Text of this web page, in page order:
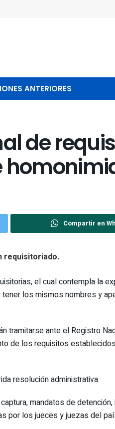
ANTERIORES
de
Compartir en
requisitoriado.
el cual contempla la
los mismos nombres y
tramitarse ante el Registro
de los requisitos
resolución administrativa.
mandatos de
por los jueces y juezas del